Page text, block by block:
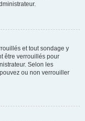
et tout sondage y
être verrouillés pour
Selon les
ou non verrouiller